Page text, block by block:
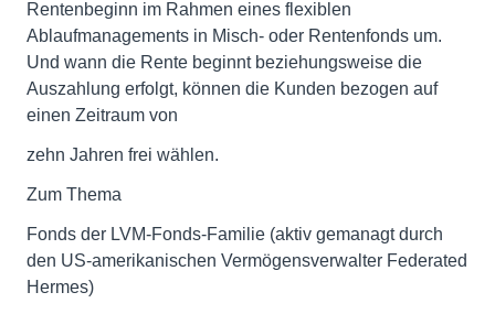
Rentenbeginn im Rahmen eines flexiblen
Ablaufmanagements in Misch- oder Rentenfonds um.
Und wann die Rente beginnt beziehungsweise die
Auszahlung erfolgt, können die Kunden bezogen auf
einen Zeitraum von
zehn Jahren frei wählen.
Zum Thema
Fonds der LVM-Fonds-Familie (aktiv gemanagt durch
den US-amerikanischen Vermögensverwalter Federated
Hermes)